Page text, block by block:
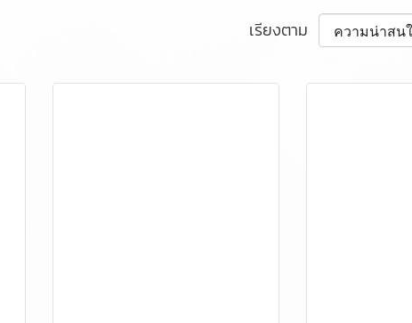
เรียงตาม